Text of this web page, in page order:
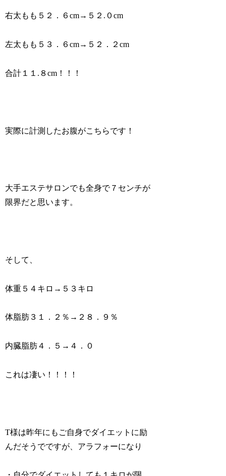
右太もも５２．６cm→５２.０cm
左太もも５３．６cm→５２．２cm
合計１１.８cm！！！
実際に計測したお腹がこちらです！
大手エステサロンでも全身で７センチが
限界だと思います。
そして、
体重５４キロ→５３キロ
体脂肪３１．２％→２８．９％
内臓脂肪４．５→４．０
これは凄い！！！！
T様は昨年にもご自身でダイエットに励
んだそうでですが、アラフォーになり